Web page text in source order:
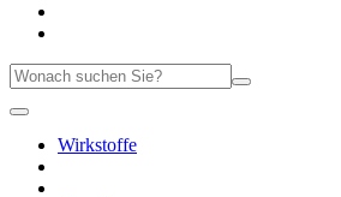
Wirkstoffe